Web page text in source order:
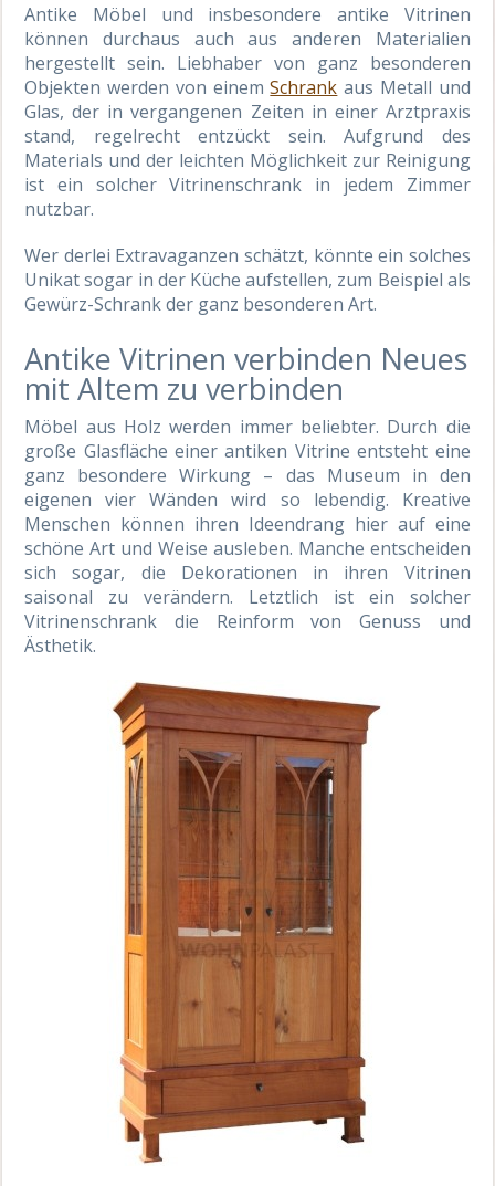
Antike Möbel und insbesondere antike Vitrinen
können durchaus auch aus anderen Materialien
hergestellt sein. Liebhaber von ganz besonderen
Objekten werden von einemSchrank aus Metall und
Glas, der in vergangenen Zeiten in einer Arztpraxis
stand, regelrecht entzückt sein. Aufgrund des
Materials und der leichten Möglichkeit zur Reinigung
ist ein solcher Vitrinenschrank in jedem Zimmer
nutzbar.
Wer derlei Extravaganzen schätzt, könnte ein solches
Unikat sogar in der Küche aufstellen, zum Beispiel als
Gewürz-Schrank der ganz besonderen Art.
Antike Vitrinen verbinden Neues
mit Altem zu verbinden
Möbel aus Holz werden immer beliebter. Durch die
große Glasfläche einer antiken Vitrine entsteht eine
ganz besondere Wirkung – das Museum in den
eigenen vier Wänden wird so lebendig. Kreative
Menschen können ihren Ideendrang hier auf eine
schöne Art und Weise ausleben. Manche entscheiden
sich sogar, die Dekorationen in ihren Vitrinen
saisonal zu verändern. Letztlich ist ein solcher
Vitrinenschrank die Reinform von Genuss und
Ästhetik.